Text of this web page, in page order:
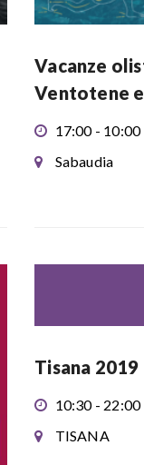
Vacanze
Ventotene
17:00 - 10:00
Sabaudia
Tisana 2019
10:30 - 22:00
TISANA